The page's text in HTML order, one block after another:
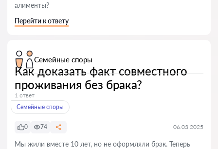
алименты?
Перейти к ответу
Семейные споры
Как доказать факт совместного
проживания без брака?
1 ответ
Семейные споры
0 74 06.03.2025
Мы жили вместе 10 лет, но не оформляли брак. Теперь